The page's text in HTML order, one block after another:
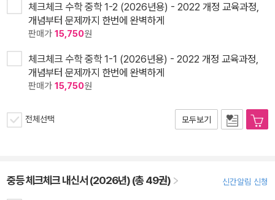
체크체크 수학 중학 1-2 (2026년용) - 2022 개정 교육과정,
개념부터 문제까지 한번에 완벽하게
판매가 15,750원
체크체크 수학 중학 1-1 (2026년용) - 2022 개정 교육과정,
개념부터 문제까지 한번에 완벽하게
판매가 15,750원
전체선택 모두보기
중등 체크체크 내신서 (2026년) (총 49권) 신간알림 신청